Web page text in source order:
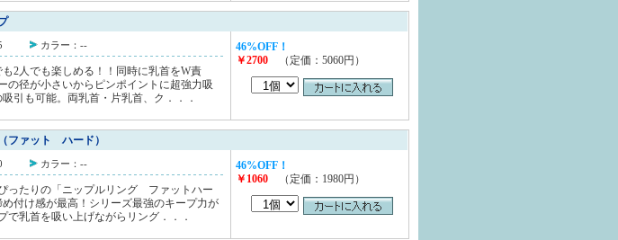
カラー：--
2人でも楽しめる！！同時に乳首をW責
の径が小さいからピンポイントに超強力吸
引も可能。両乳首・片乳首、ク．．．
46%OFF！
￥2700 （定価：5060円）
ファット ハード）
カラー：--
ったりの「ニップルリング ファットハー
め付け感が最高！シリーズ最強のキープ力が
で乳首を吸い上げながらリング．．．
46%OFF！
￥1060 （定価：1980円）